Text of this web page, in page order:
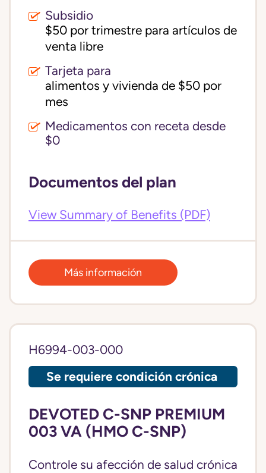
Subsidio
$50 por trimestre para artículos de
venta libre
Tarjeta para
alimentos y vivienda de $50 por
mes
Medicamentos con receta desde
$0
Documentos del plan
View Summary of Benefits (PDF)
Más información
H6994-003-000
Se requiere condición crónica
DEVOTED C-SNP PREMIUM
003 VA (HMO C-SNP)
Controle su afección de salud crónica